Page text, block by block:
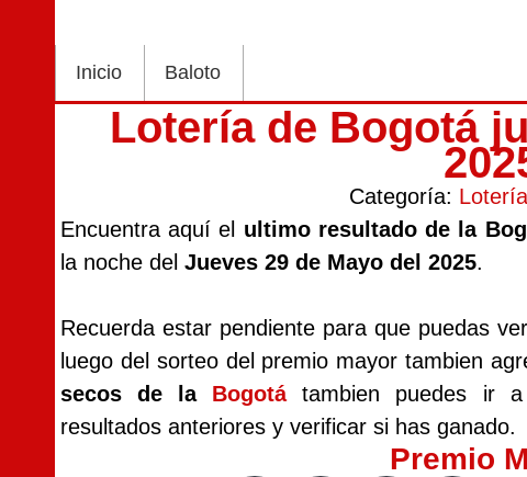
Inicio Baloto
Lotería de Bogotá
Categoría:
Encuentra aquí el ultimo resultado de la
la noche del Jueves 29 de Mayo del 2025.
Recuerda estar pendiente para que puedas
luego del sorteo del premio mayor tambien
secos de la Bogotátambien puedes ir a
resultados anteriores y verificar si has ganado.
Premio